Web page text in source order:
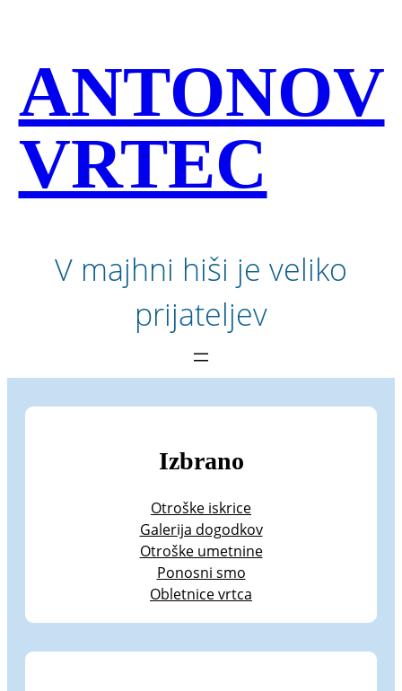
ANTONOV
VRTEC
V majhni hiši je veliko
prijateljev
Izbrano
Otroške iskrice
Galerija dogodkov
Otroške umetnine
Ponosni smo
Obletnice vrtca